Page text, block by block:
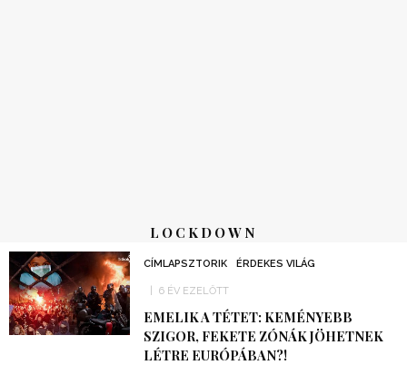
LOCKDOWN
CÍMLAPSZTORIK ÉRDEKES VILÁG
6 ÉV EZELŐTT
EMELIK A TÉTET: KEMÉNYEBB
SZIGOR, FEKETE ZÓNÁK JÖHETNEK
LÉTRE EURÓPÁBAN?!